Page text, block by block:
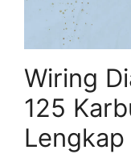
Wiring
125